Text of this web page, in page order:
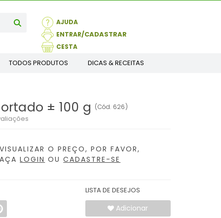
AJUDA
ENTRAR
CESTA
TODOS PRODUTOS DICAS & RECEITAS
± 100 g (Cód. 626)
O PREÇO, POR FAVOR,
LOGIN OUCADASTRE-SE
LISTA DE DESEJOS
Adicionar